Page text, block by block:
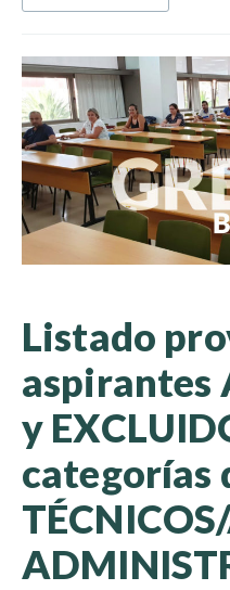
Listado
aspirantes
y
categorías